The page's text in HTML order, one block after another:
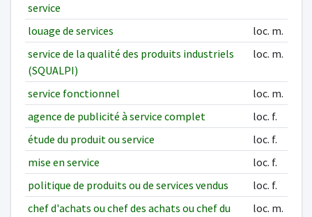
service
louage de services
loc. m.
service de la qualité des produits industriels
(SQUALPI)
loc. m.
service fonctionnel
loc. m.
agence de publicité à service complet
loc. f.
étude du produit ou service
loc. f.
mise en service
loc. f.
politique de produits ou de services vendus
loc. f.
chef d'achats ou chef des achats ou chef du
loc. m.